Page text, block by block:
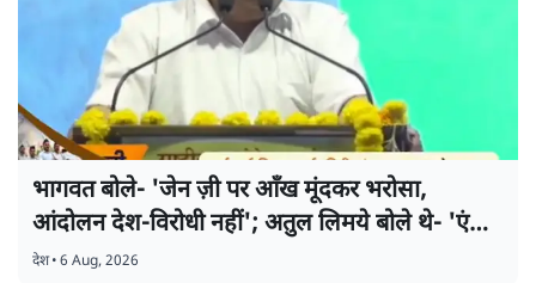
भागवत बोले- 'जेन ज़ी पर आँख मूंदकर भरोसा,
आंदोलन देश-विरोधी नहीं'; अतुल लिमये बोले थे- 'एंटी
नेशनल'
देश•6 Aug, 2026